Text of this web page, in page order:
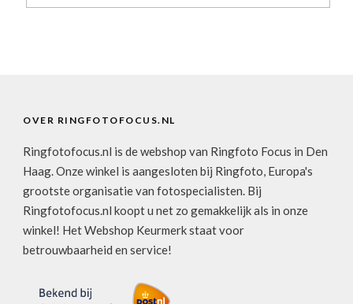
OVER RINGFOTOFOCUS.NL
Ringfotofocus.nl is de webshop van Ringfoto Focus in Den
Haag. Onze winkel is aangesloten bij Ringfoto, Europa's
grootste organisatie van fotospecialisten. Bij
Ringfotofocus.nl koopt u net zo gemakkelijk als in onze
winkel! Het Webshop Keurmerk staat voor
betrouwbaarheid en service!